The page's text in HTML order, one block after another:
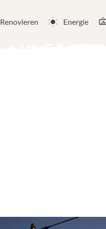
Renovieren Energie